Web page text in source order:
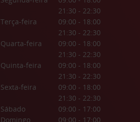
21:30 - 22:30
Terça-feira
09:00 - 18:00
21:30 - 22:30
Quarta-feira
09:00 - 18:00
21:30 - 22:30
Quinta-feira
09:00 - 18:00
21:30 - 22:30
Sexta-feira
09:00 - 18:00
21:30 - 22:30
Sábado
09:00 - 17:00
Domingo
09:00 - 17:00